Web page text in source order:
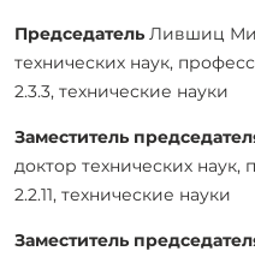
Председатель Лившиц
технических наук,
2.3.3, технические науки
Заместитель
доктор технических наук,
2.2.11, технические науки
Заместитель